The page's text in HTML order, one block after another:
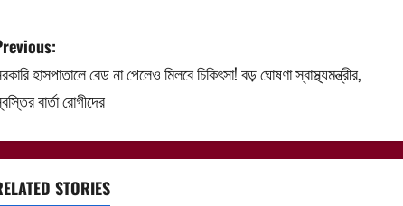
হাসপাতালে বেড না পেলেও মিলবে চিকিৎসা! বড় ঘোষণা স্বাস্থ্যমন্ত্রীর,
বার্তা রোগীদের
STORIES